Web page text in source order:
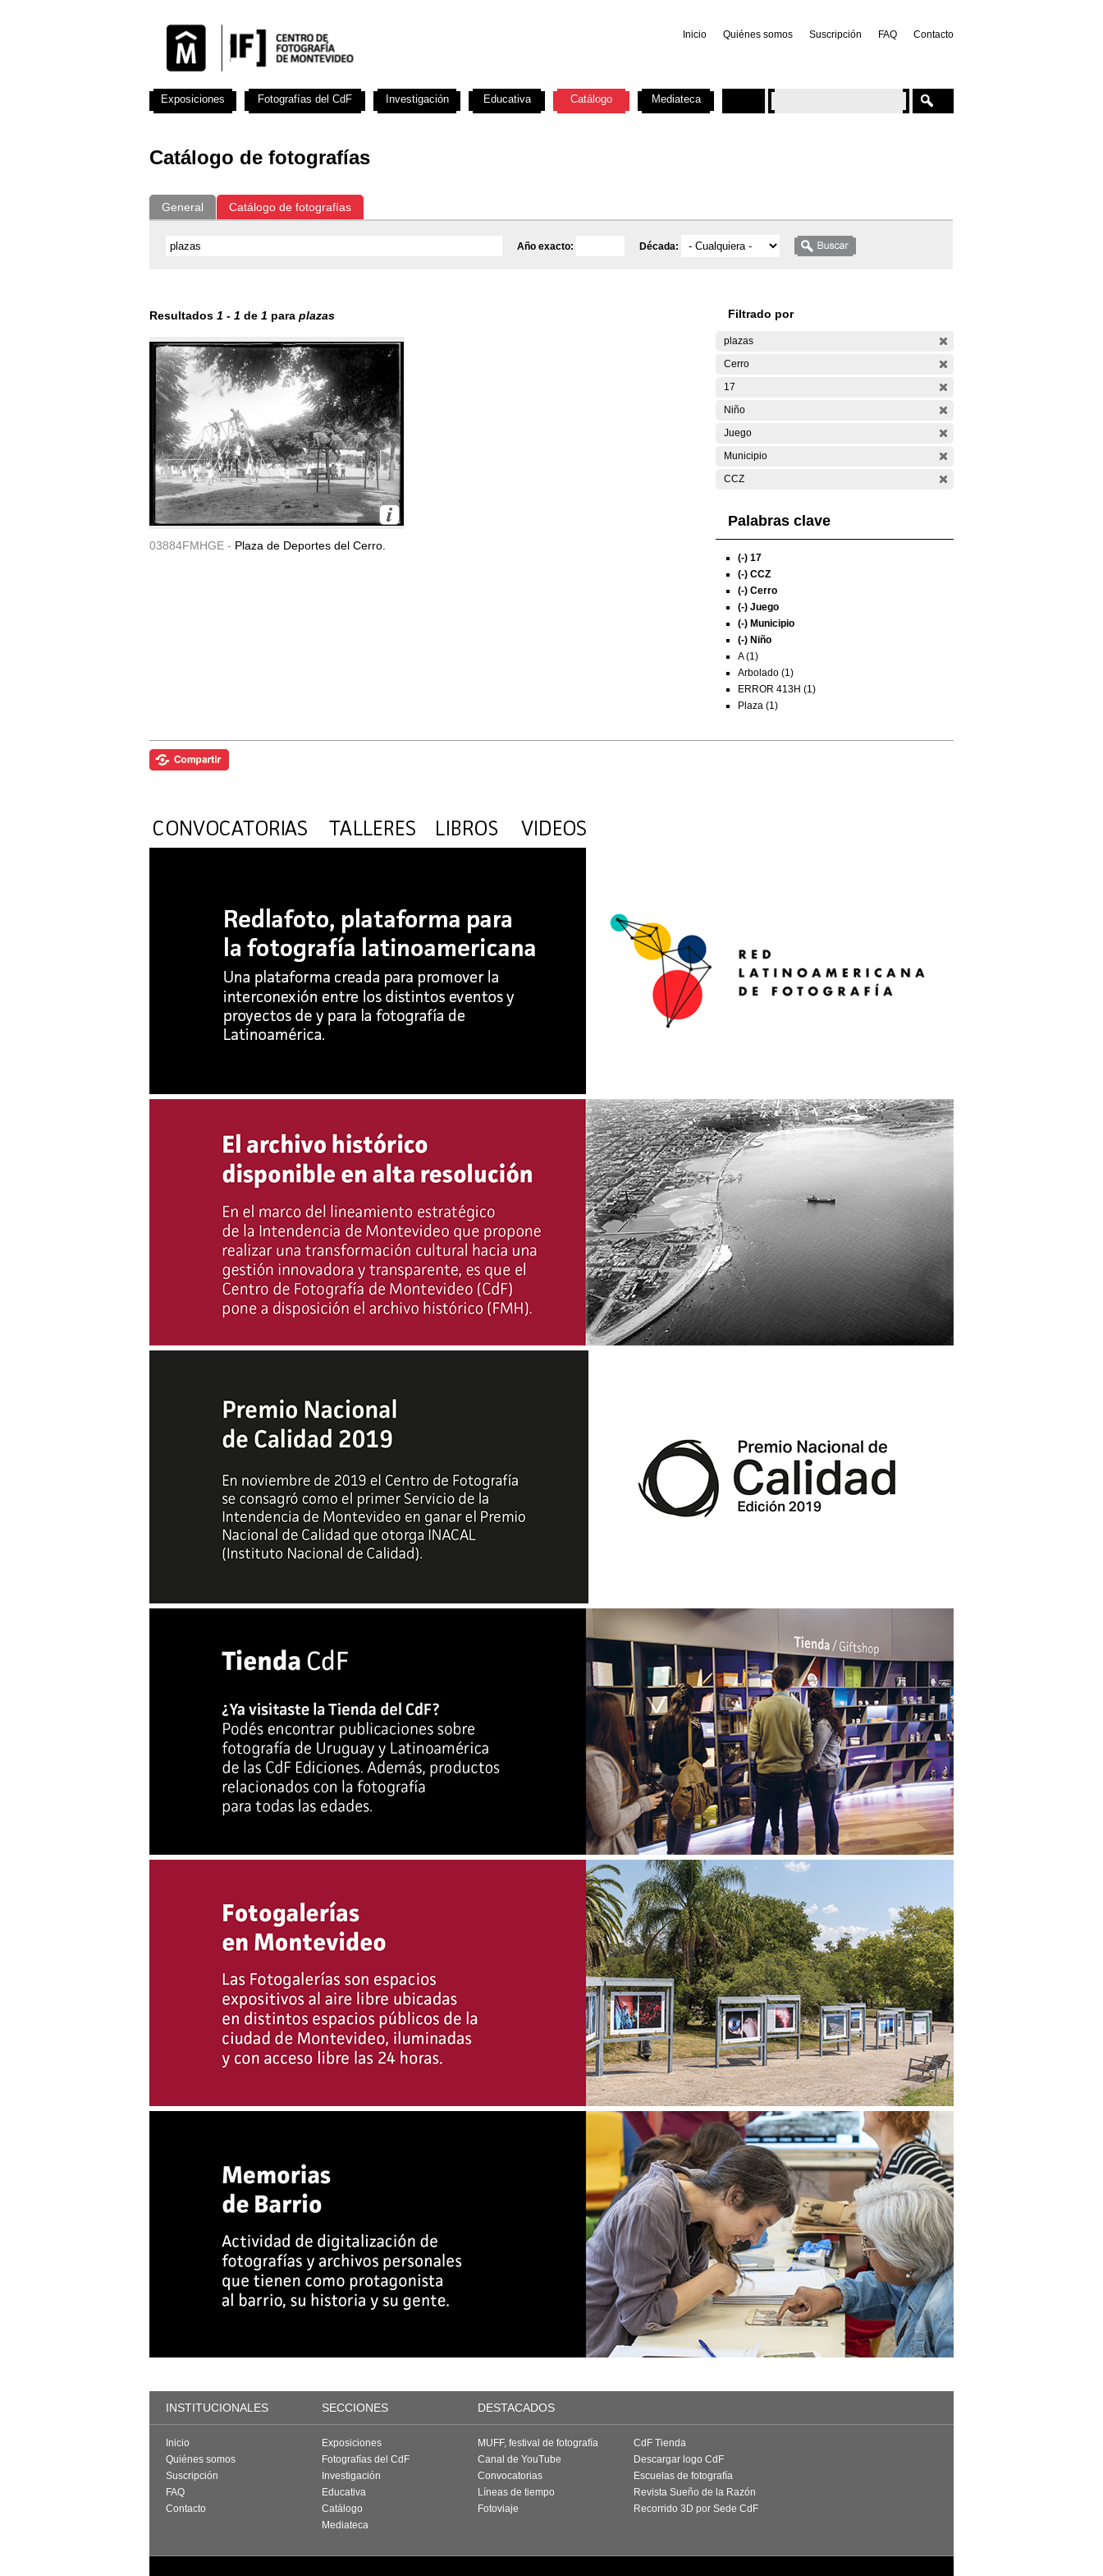
Inicio Quiénes somos Suscripción FAQ Contacto
Catálogo de fotografías
General Catálogo de fotografías
Año exacto: Década:
Resultados 1 - 1 de 1 para plazas
03884FMHGE - Plaza de Deportes del Cerro.
Filtrado por
plazas
Cerro
17
Niño
Juego
Municipio
CCZ
Palabras clave
(-) 17
(-) CCZ
(-) Cerro
(-) Juego
(-) Municipio
(-) Niño
A (1)
Arbolado (1)
ERROR 413H (1)
Plaza (1)
Exposiciones Fotografías del CdF Investigación Educativa Catálogo Mediateca
INSTITUCIONALES SECCIONES DESTACADOS
Inicio
Quiénes somos
Suscripción
FAQ
Contacto
Exposiciones
Fotografías del CdF
Investigación
Educativa
Catálogo
Mediateca
MUFF, festival de fotografía
Canal de YouTube
Convocatorias
Líneas de tiempo
Fotoviaje
CdF Tienda
Descargar logo CdF
Escuelas de fotografía
Revista Sueño de la Razón
Recorrido 3D por Sede CdF